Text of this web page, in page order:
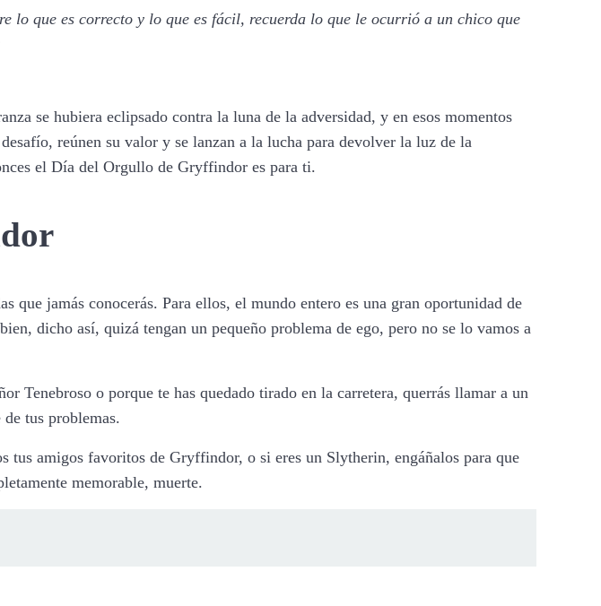
lo que es correcto y lo que es fácil, recuerda lo que le ocurrió a un chico que
se hubiera eclipsado contra la luna de la adversidad, y en esos momentos
reúnen su valor y se lanzan a la lucha para devolver la luz de la
el Día del Orgullo de Gryffindor es para ti.
que jamás conocerás. Para ellos, el mundo entero es una gran oportunidad de
dicho así, quizá tengan un pequeño problema de ego, pero no se lo vamos a
Tenebroso o porque te has quedado tirado en la carretera, querrás llamar a un
tus problemas.
amigos favoritos de Gryffindor, o si eres un Slytherin, engáñalos para que
memorable, muerte.